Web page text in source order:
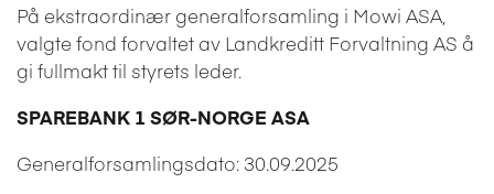
På ekstraordinær generalforsamling i Mowi ASA,
valgte fond forvaltet av Landkreditt Forvaltning AS å
gi fullmakt til styrets leder.
SPAREBANK 1 SØR-NORGE ASA
Generalforsamlingsdato: 30.09.2025